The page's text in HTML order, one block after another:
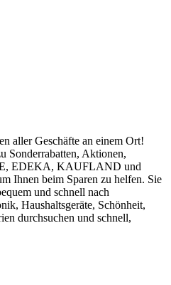
aller Geschäfte an einem Ort!
Sonderrabatten, Aktionen,
EDEKA, KAUFLAND und
Ihnen beim Sparen zu helfen. Sie
und schnell nach
Haushaltsgeräte, Schönheit,
durchsuchen und schnell,